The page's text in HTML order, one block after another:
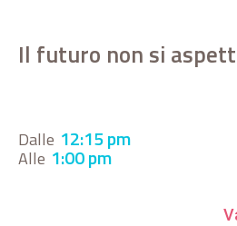
Il futuro non si
Dalle 12:15 pm
Alle 1:00 pm